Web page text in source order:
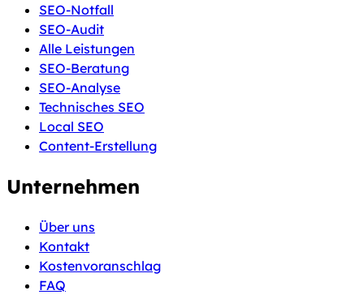
SEO-Notfall
SEO-Audit
Alle Leistungen
SEO-Beratung
SEO-Analyse
Technisches SEO
Local SEO
Content-Erstellung
Unternehmen
Über uns
Kontakt
Kostenvoranschlag
FAQ